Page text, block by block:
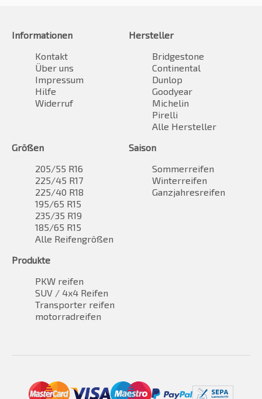
Informationen
Kontakt
Über uns
Impressum
Hilfe
Widerruf
Hersteller
Bridgestone
Continental
Dunlop
Goodyear
Michelin
Pirelli
Alle Hersteller
Größen
205/55 R16
225/45 R17
225/40 R18
195/65 R15
235/35 R19
185/65 R15
Alle Reifengrößen
Saison
Sommerreifen
Winterreifen
Ganzjahresreifen
Produkte
PKW reifen
SUV / 4x4 Reifen
Transporter reifen
motorradreifen